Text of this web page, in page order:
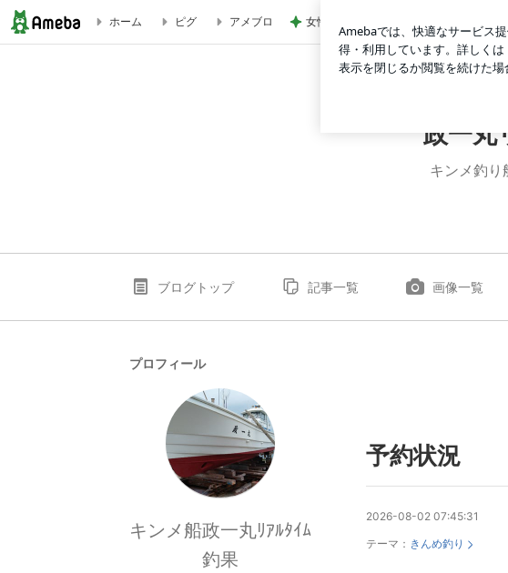
ホーム ピグ アメブロ 女性に多い自閉症のカモフラージュ
政一丸
キンメ釣り
ブログトップ 記事一覧 画像一覧
予約状況
2026-08-02 07:45:31
テーマ： きんめ釣り
プロフィール
キンメ船政一丸ﾘｱﾙﾀｲﾑ
釣果